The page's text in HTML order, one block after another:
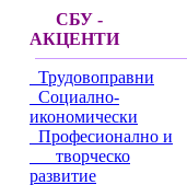
СБУ -
АКЦЕНТИ
Трудовоправни
Социално-
икономически
Професионално и
творческо
развитие